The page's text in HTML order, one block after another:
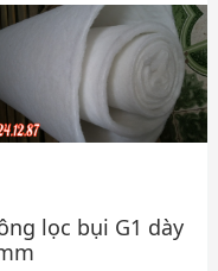
lọc bụi G1 dày